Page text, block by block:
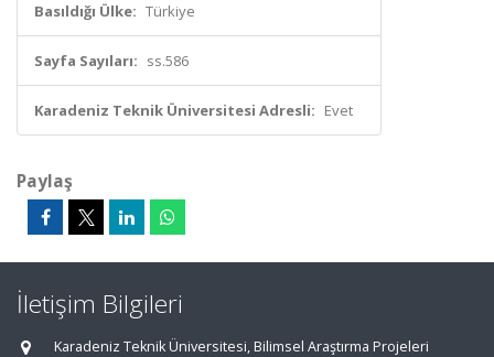
Basıldığı Ülke: Türkiye
Sayfa Sayıları: ss.586
Karadeniz Teknik Üniversitesi Adresli: Evet
Paylaş
İletişim Bilgileri
Karadeniz Teknik Üniversitesi, Bilimsel Araştırma Projeleri